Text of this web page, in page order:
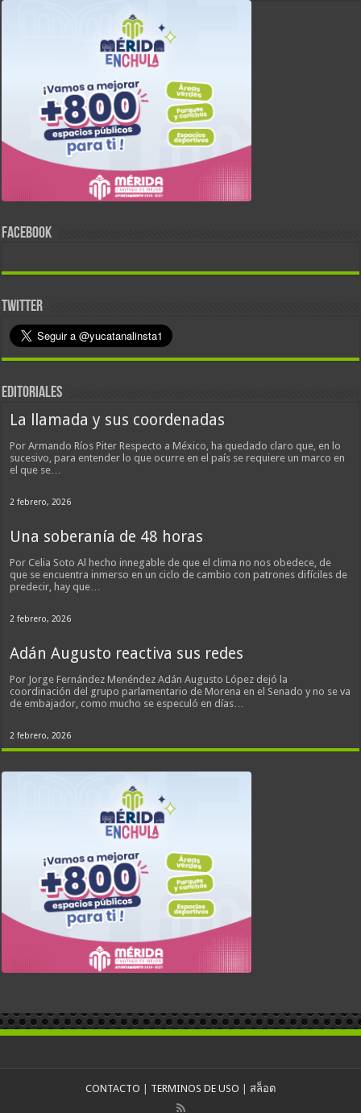
FACEBOOK
TWITTER
EDITORIALES
La llamada y sus coordenadas
Por Armando Ríos Piter Respecto a México, ha quedado claro que, en lo
sucesivo, para entender lo que ocurre en el país se requiere un marco en
el que se…
2 febrero, 2026
Una soberanía de 48 horas
Por Celia Soto Al hecho innegable de que el clima no nos obedece, de
que se encuentra inmerso en un ciclo de cambio con patrones difíciles de
predecir, hay que…
2 febrero, 2026
Adán Augusto reactiva sus redes
Por Jorge Fernández Menéndez Adán Augusto López dejó la
coordinación del grupo parlamentario de Morena en el Senado y no se va
de embajador, como mucho se especuló en días…
2 febrero, 2026
CONTACTO TERMINOS DE USO สล็อต